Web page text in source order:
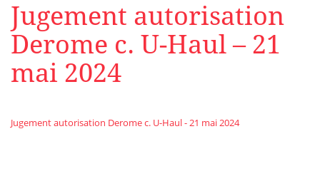
Jugement autorisation
Derome c. U-Haul – 21
mai 2024
Jugement autorisation Derome c. U-Haul - 21 mai 2024